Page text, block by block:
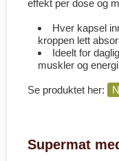
effekt per dose og
Hver kapsel
kroppen lett
Ideelt for
muskler og
Se produktet her:
Supermat